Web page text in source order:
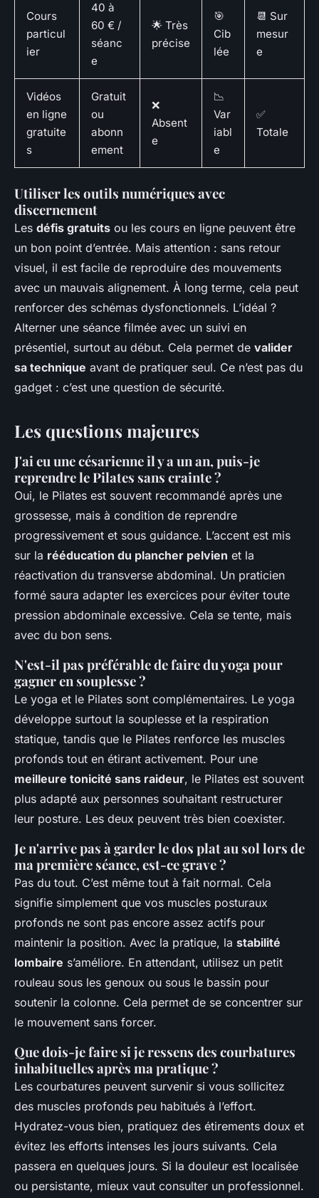
Cours
particul
ier
40 à
60 € /
séanc
e
🌟 Très
précise
🎯
Cib
lée
📆 Sur
mesur
e
Vidéos
en ligne
gratuite
s
Gratuit
ou
abonn
ement
❌
Absent
e
📉
Var
iabl
e
✅
Totale
Utiliser les outils numériques avec
discernement
Les défis gratuits ou les cours en ligne peuvent être
un bon point d’entrée. Mais attention : sans retour
visuel, il est facile de reproduire des mouvements
avec un mauvais alignement. À long terme, cela peut
renforcer des schémas dysfonctionnels. L’idéal ?
Alterner une séance filmée avec un suivi en
présentiel, surtout au début. Cela permet de valider
sa technique avant de pratiquer seul. Ce n’est pas du
gadget : c’est une question de sécurité.
Les questions majeures
J'ai eu une césarienne il y a un an, puis-je
reprendre le Pilates sans crainte ?
Oui, le Pilates est souvent recommandé après une
grossesse, mais à condition de reprendre
progressivement et sous guidance. L’accent est mis
sur la rééducation du plancher pelvien et la
réactivation du transverse abdominal. Un praticien
formé saura adapter les exercices pour éviter toute
pression abdominale excessive. Cela se tente, mais
avec du bon sens.
N'est-il pas préférable de faire du yoga pour
gagner en souplesse ?
Le yoga et le Pilates sont complémentaires. Le yoga
développe surtout la souplesse et la respiration
statique, tandis que le Pilates renforce les muscles
profonds tout en étirant activement. Pour une
meilleure tonicité sans raideur, le Pilates est souvent
plus adapté aux personnes souhaitant restructurer
leur posture. Les deux peuvent très bien coexister.
Je n'arrive pas à garder le dos plat au sol lors de
ma première séance, est-ce grave ?
Pas du tout. C’est même tout à fait normal. Cela
signifie simplement que vos muscles posturaux
profonds ne sont pas encore assez actifs pour
maintenir la position. Avec la pratique, la stabilité
lombaire s’améliore. En attendant, utilisez un petit
rouleau sous les genoux ou sous le bassin pour
soutenir la colonne. Cela permet de se concentrer sur
le mouvement sans forcer.
Que dois-je faire si je ressens des courbatures
inhabituelles après ma pratique ?
Les courbatures peuvent survenir si vous sollicitez
des muscles profonds peu habitués à l’effort.
Hydratez-vous bien, pratiquez des étirements doux et
évitez les efforts intenses les jours suivants. Cela
passera en quelques jours. Si la douleur est localisée
ou persistante, mieux vaut consulter un professionnel.